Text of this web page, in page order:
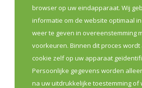
Lees meer
browser op uw eindapparaat. Wij
informatie om de website optimaal
weer te geven in overeenstemming
voorkeuren. Binnen dit proces wordt
cookie zelf op uw apparaat
Persoonlijke gegevens worden
na uw uitdrukkelijke toestemming of